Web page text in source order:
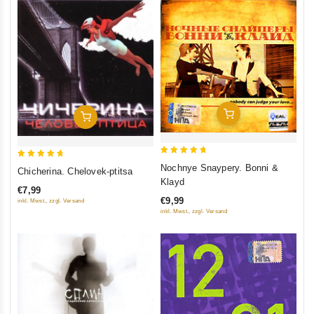
Add To Cart
Chicherina. Chelovek-ptitsa
€7,99
inkl. Mwst., zzgl. Versand
Add To Cart
out of 5
Nochnye Snaypery. Bonni &
Klayd
€9,99
inkl. Mwst., zzgl. Versand